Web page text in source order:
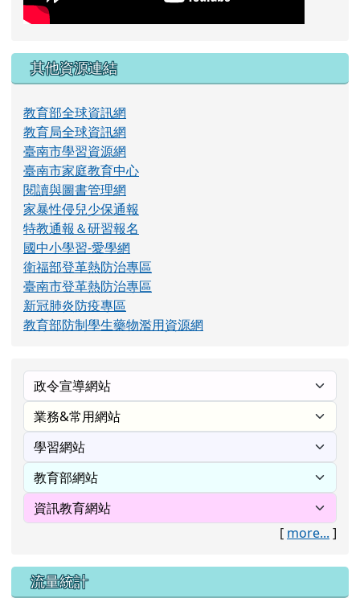
其他資源連結
教育部全球資訊網
教育局全球資訊網
臺南市學習資源網
臺南市家庭教育中心
閱讀與圖書管理網
家暴性侵兒少保通報
特教通報＆研習報名
國中小學習-愛學網
衛福部登革熱防治專區
臺南市登革熱防治專區
新冠肺炎防疫專區
教育部防制學生藥物濫用資源網
[ more... ]
流量統計